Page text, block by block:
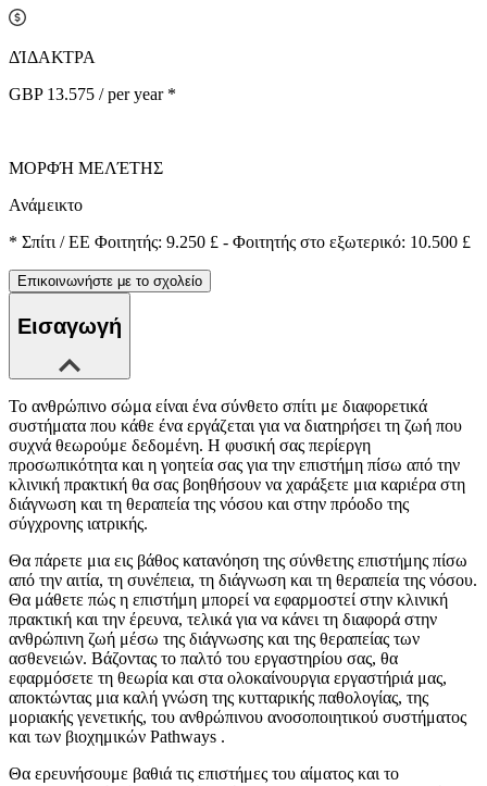
ΔΊΔΑΚΤΡΑ
GBP 13.575 / per year *
ΜΟΡΦΉ ΜΕΛΈΤΗΣ
Ανάμεικτο
* Σπίτι / ΕΕ Φοιτητής: 9.250 £ - Φοιτητής στο εξωτερικό: 10.500 £
Επικοινωνήστε με το σχολείο
Εισαγωγή
Το ανθρώπινο σώμα είναι ένα σύνθετο σπίτι με διαφορετικά
συστήματα που κάθε ένα εργάζεται για να διατηρήσει τη ζωή που
συχνά θεωρούμε δεδομένη. Η φυσική σας περίεργη
προσωπικότητα και η γοητεία σας για την επιστήμη πίσω από την
κλινική πρακτική θα σας βοηθήσουν να χαράξετε μια καριέρα στη
διάγνωση και τη θεραπεία της νόσου και στην πρόοδο της
σύγχρονης ιατρικής.
Θα πάρετε μια εις βάθος κατανόηση της σύνθετης επιστήμης πίσω
από την αιτία, τη συνέπεια, τη διάγνωση και τη θεραπεία της νόσου.
Θα μάθετε πώς η επιστήμη μπορεί να εφαρμοστεί στην κλινική
πρακτική και την έρευνα, τελικά για να κάνει τη διαφορά στην
ανθρώπινη ζωή μέσω της διάγνωσης και της θεραπείας των
ασθενειών. Βάζοντας το παλτό του εργαστηρίου σας, θα
εφαρμόσετε τη θεωρία και στα ολοκαίνουργια εργαστήριά μας,
αποκτώντας μια καλή γνώση της κυτταρικής παθολογίας, της
μοριακής γενετικής, του ανθρώπινου ανοσοποιητικού συστήματος
και των βιοχημικών Pathways .
Θα ερευνήσουμε βαθιά τις επιστήμες του αίματος και το